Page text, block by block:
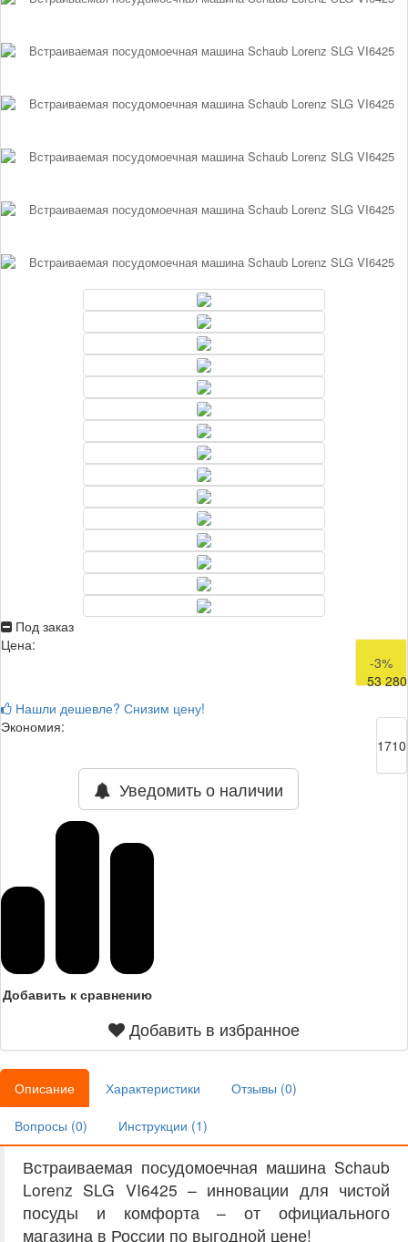
Под заказ
Цена:
54 990
-3%
53 280
Нашли дешевле? Снизим цену!
Экономия:
1710
Уведомить о наличии
Добавить к сравнению
Добавить в избранное
Описание Характеристики Отзывы (0)
Вопросы (0) Инструкции (1)
Встраиваемая посудомоечная машина Schaub
Lorenz SLG VI6425 – инновации для чистой
посуды и комфорта – от официального
магазина в России по выгодной цене!